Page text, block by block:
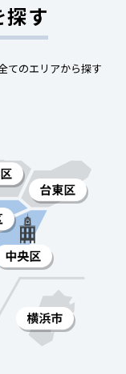
探す
てのエリアから探す